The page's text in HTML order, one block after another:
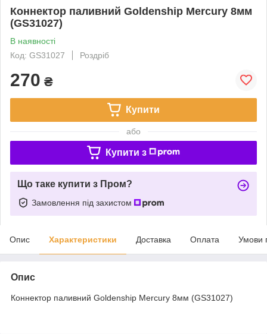
Коннектор паливний Goldenship Mercury 8мм
(GS31027)
В наявності
Код: GS31027
Роздріб
270 ₴
Купити
або
Купити з
Що таке купити з Пром?
Замовлення під захистом
Опис Характеристики Доставка Оплата Умови
Опис
Коннектор паливний Goldenship Mercury 8мм (GS31027)